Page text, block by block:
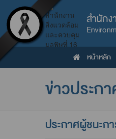
สำนัก
หน้าหลัก
ข่าวประก
ประกาศผู้ชนะก